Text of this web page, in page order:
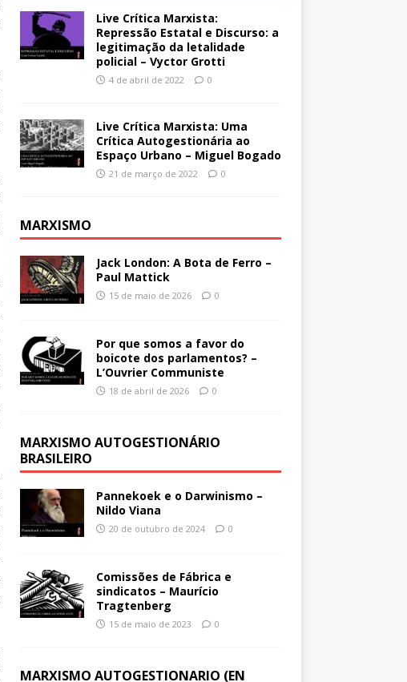
Live Crítica Marxista:
Repressão Estatal e Discurso: a
legitimação da letalidade
policial – Vyctor Grotti
4 de abril de 2022 0
Live Crítica Marxista: Uma
Crítica Autogestionária ao
Espaço Urbano – Miguel Bogado
21 de março de 2022 0
MARXISMO
Jack London: A Bota de Ferro –
Paul Mattick
15 de maio de 2026 0
Por que somos a favor do
boicote dos parlamentos? –
L’Ouvrier Communiste
18 de abril de 2026 0
MARXISMO AUTOGESTIONÁRIO
BRASILEIRO
Pannekoek e o Darwinismo –
Nildo Viana
20 de outubro de 2024 0
Comissões de Fábrica e
sindicatos – Maurício
Tragtenberg
15 de maio de 2023 0
MARXISMO AUTOGESTIONARIO (EN